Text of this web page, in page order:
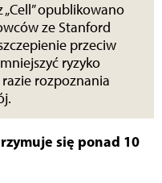
„Cell” opublikowano
ze Stanford
przeciw
ryzyko
rozpoznania
się ponad 10